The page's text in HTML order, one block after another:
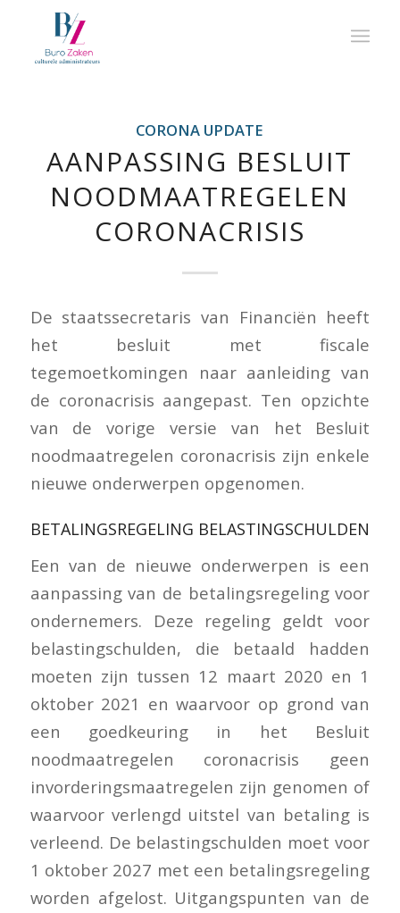
CORONA UPDATE
AANPASSING BESLUIT
NOODMAATREGELEN
CORONACRISIS
De staatssecretaris van Financiën heeft
het besluit met fiscale
tegemoetkomingen naar aanleiding van
de coronacrisis aangepast. Ten opzichte
van de vorige versie van het Besluit
noodmaatregelen coronacrisis zijn enkele
nieuwe onderwerpen opgenomen.
BETALINGSREGELING BELASTINGSCHULDEN
Een van de nieuwe onderwerpen is een
aanpassing van de betalingsregeling voor
ondernemers. Deze regeling geldt voor
belastingschulden, die betaald hadden
moeten zijn tussen 12 maart 2020 en 1
oktober 2021 en waarvoor op grond van
een goedkeuring in het Besluit
noodmaatregelen coronacrisis geen
invorderingsmaatregelen zijn genomen of
waarvoor verlengd uitstel van betaling is
verleend. De belastingschulden moet voor
1 oktober 2027 met een betalingsregeling
worden afgelost. Uitgangspunten van de